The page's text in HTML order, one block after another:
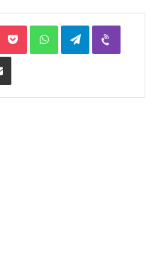
Pocket WhatsApp Telegram
Share via Email